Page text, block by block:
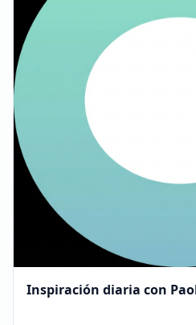
Inspiración diaria con